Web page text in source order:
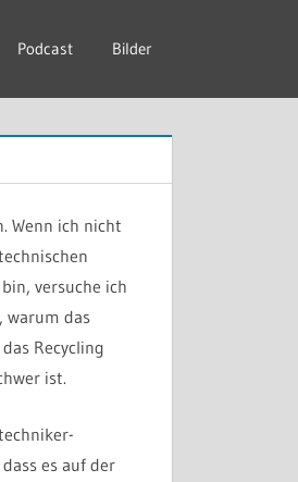
Podcast Bilder
Wenn ich nicht
versuche ich
warum das
Recycling
ist.
es auf der